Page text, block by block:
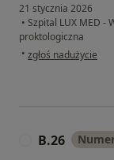
21 stycznia 2026
• Szpital LUX MED -
proktologiczna
• w opinii użytkownika
zgłoś nadużycie
B.26